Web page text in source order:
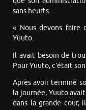
sans heurts.
« Nous devons faire
Yuuto.
Il avait besoin de
Pour Yuuto, c’était
Après avoir terminé
la journée, Yuuto
dans la grande cour,